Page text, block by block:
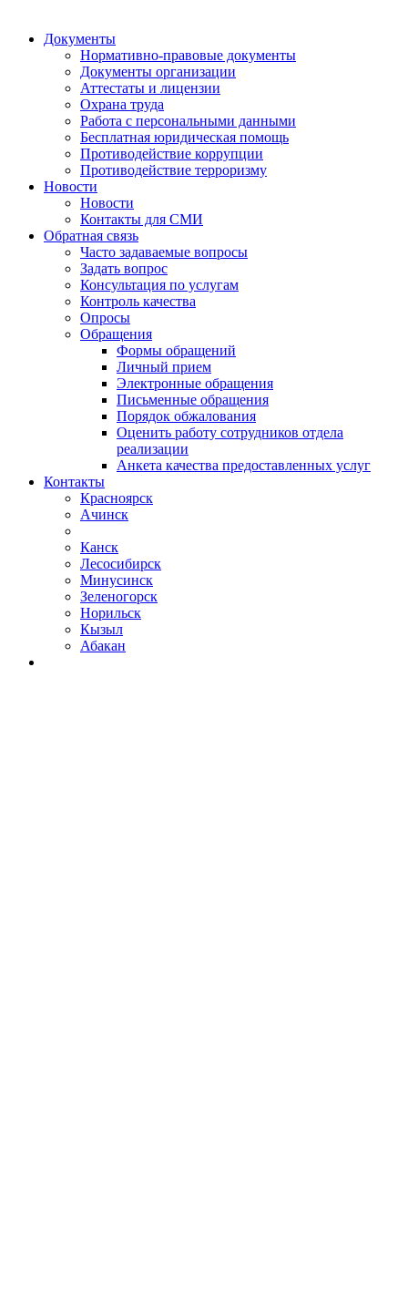
Документы
Нормативно-правовые документы
Документы организации
Аттестаты и лицензии
Охрана труда
Работа с персональными данными
Бесплатная юридическая помощь
Противодействие коррупции
Противодействие терроризму
Новости
Новости
Контакты для СМИ
Обратная связь
Часто задаваемые вопросы
Задать вопрос
Консультация по услугам
Контроль качества
Опросы
Обращения
Формы обращений
Личный прием
Электронные обращения
Письменные обращения
Порядок обжалования
Оценить работу сотрудников отдела
реализации
Анкета качества предоставленных услуг
Контакты
Красноярск
Ачинск
Канск
Лесосибирск
Минусинск
Зеленогорск
Норильск
Кызыл
Абакан